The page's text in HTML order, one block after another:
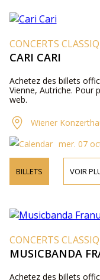
CONCERTS
CARI CARI
Achetez des billets
Vienne, Autriche. Pour
web.
Wiener
mer. 07
BILLETS VOIR
CONCERTS
MUSICBANDA
Achetez des billets